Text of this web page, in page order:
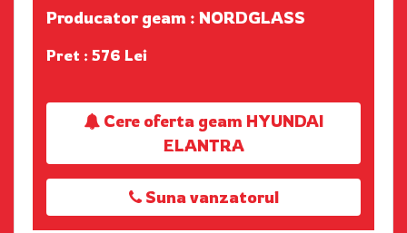
Producator geam : NORDGLASS
Pret : 576 Lei
Cere oferta geam HYUNDAI
ELANTRA
Suna vanzatorul